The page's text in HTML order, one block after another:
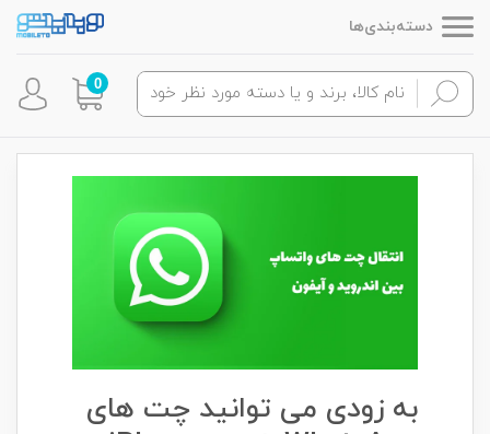
دسته‌بندی‌ها
0
به زودی می توانید چت های